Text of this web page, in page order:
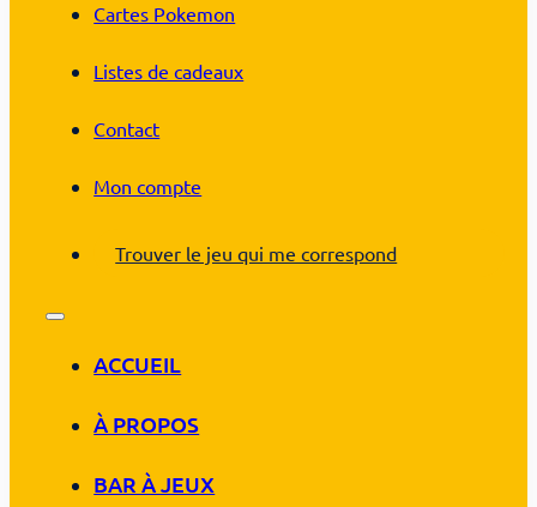
Cartes Pokemon
Listes de cadeaux
Contact
Mon compte
Trouver le jeu qui me correspond
ACCUEIL
À PROPOS
BAR À JEUX